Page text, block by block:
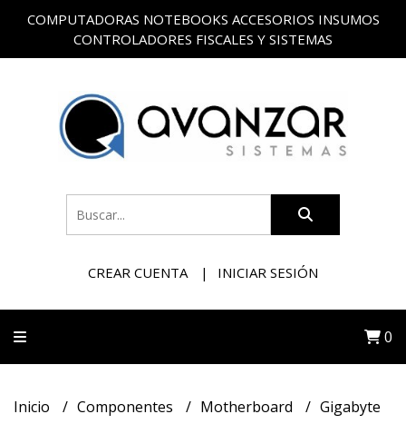
COMPUTADORAS NOTEBOOKS ACCESORIOS INSUMOS
CONTROLADORES FISCALES Y SISTEMAS
CREAR CUENTA INICIAR SESIÓN
0
Inicio Componentes Motherboard Gigabyte